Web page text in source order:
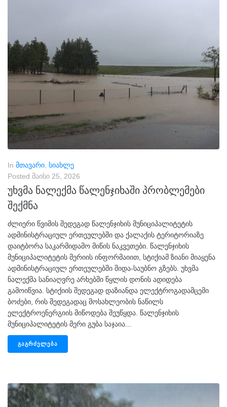
In მთავარი სიახლე
Posted მაისი 25, 2026
უხვმა ნალექმა წალენჯიხაში პრობლემები
შექმნა
ძლიერი წვიმის შედეგად წალენჯიხის მუნიციპალიტეტის
ადმინისტრაციულ ერთეულებში და ქალაქის ტერიტორიაზე
დაიტბორა საკარმიდამო მიწის ნაკვეთები. წალენჯიხის
მუნიციპალიტეტის მერიის ინფორმაიით, სტიქიამ ზიანი მიაყენა
ადმინისტრაციულ ერთეულებში შიდა-საუბნო გზებს. უხვმა
ნალექმა სანიაღვრე არხებში წყლის დონის ადიდება
გამოიწვია. სტიქიის შედეგად დაზიანდა ელექტროგადამცემი
ბოძები, რის შედეგადაც მოსახლეობის ნაწილს
ელექტროენერგიის მიწოდება შეუწყდა. წალენჯიხის
მუნიციპალიტეტის მერი გუბა საჯაია...
ᲒᲐᲒᲠᲫᲔᲚᲔᲑᲐ